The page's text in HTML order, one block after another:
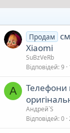
Продам
Xiaomi
SuBzVeRb
Відповідей 9
А
Телефони
Андрей`S
Відповідей 0